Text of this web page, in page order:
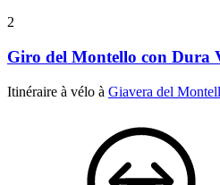
2
Giro del Montello con Dura
Itinéraire à vélo à Giavera del